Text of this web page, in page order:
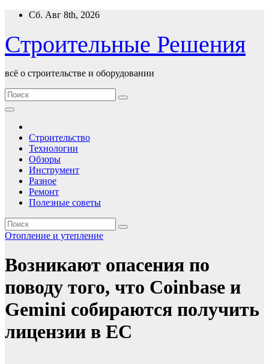
Перейти
содержимому
Сб. Авг 8th, 2026
Строительные Решения
всё о строительстве и оборудовании
Строительство
Технологии
Обзоры
Инструмент
Разное
Ремонт
Полезные советы
Отопление и утепление
Возникают опасения по
поводу того, что Coinbase и
Gemini собираются получить
лицензии в ЕС